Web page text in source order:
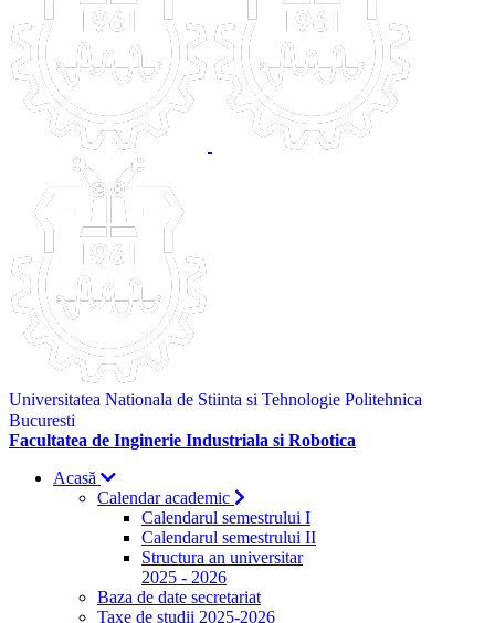
Universitatea Nationala de Stiinta si Tehnologie Politehnica
Bucuresti
Facultatea de Inginerie Industriala si Robotica
Acasă
Calendar academic
Calendarul semestrului I
Calendarul semestrului II
Structura an universitar
2025 - 2026
Baza de date secretariat
Taxe de studii 2025-2026